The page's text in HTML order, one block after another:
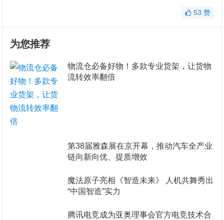
53 赞
为您推荐
物流仓必备好物！多款专业货架，让货物
流转效率翻倍
第38届雅森展在京开幕，推动汽车全产业
链向新向优、提质增效
魔法原子亮相《智造未来》 人机共舞秀出
“中国智造”实力
腾讯电竞成为亚奥理事会官方电竞技术合